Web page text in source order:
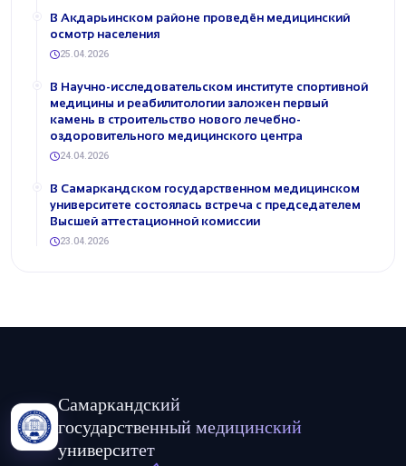
В Акдарьинском районе проведён медицинский
осмотр населения
25.04.2026
В Научно-исследовательском институте спортивной
медицины и реабилитологии заложен первый
камень в строительство нового лечебно-
оздоровительного медицинского центра
24.04.2026
В Самаркандском государственном медицинском
университете состоялась встреча с председателем
Высшей аттестационной комиссии
23.04.2026
Самаркандский
государственный медицинский
университет